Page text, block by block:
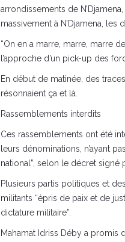
arrondissements de
massivement à N’Djamena,
“On en a marre, marre, marre
l’approche d’un pick-up des
En début de matinée, des
résonnaient ça et là.
Rassemblements interdits
Ces rassemblements ont été
leurs dénominations, n’ayant
national”, selon le décret signé
Plusieurs partis politiques et
militants “épris de paix et de
dictature militaire”.
Mahamat Idriss Déby a promis